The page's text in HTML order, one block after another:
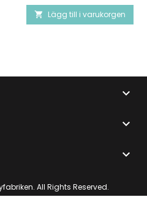
 Lägg till i varukorgen



All Rights Reserved.